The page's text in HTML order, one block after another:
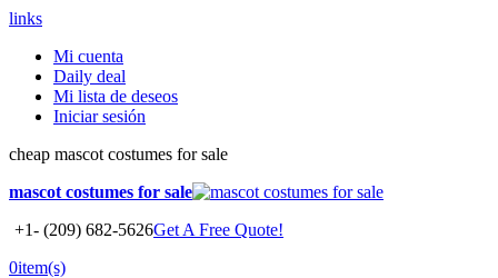
links
Mi cuenta
Daily deal
Mi lista de deseos
Iniciar sesión
cheap mascot costumes for sale
mascot costumes for sale
+1- (209) 682-5626Get A Free Quote!
0item(s)